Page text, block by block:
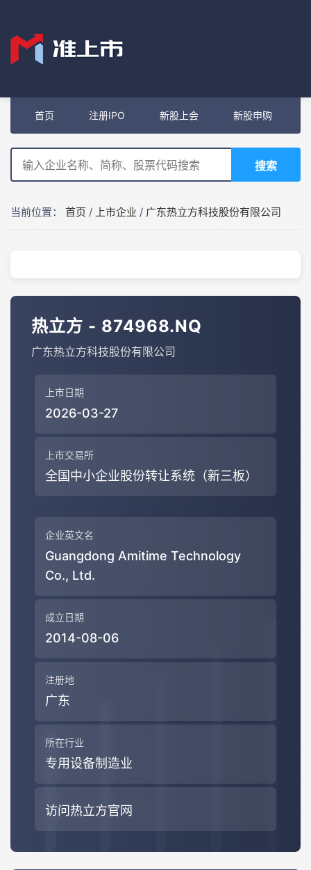
首页 注册IPO 新股上会 新股申购
搜索
当前位置： 首页 / 上市企业 / 广东热立方科技股份有限公司
热立方 - 874968.NQ
广东热立方科技股份有限公司
上市日期
2026-03-27
上市交易所
全国中小企业股份转让系统（新三板）
企业英文名
Guangdong Amitime Technology
Co., Ltd.
成立日期
2014-08-06
注册地
广东
所在行业
专用设备制造业
访问热立方官网